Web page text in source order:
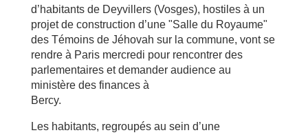
d’habitants de Deyvillers (Vosges), hostiles à un
projet de construction d’une "Salle du Royaume"
des Témoins de Jéhovah sur la commune, vont se
rendre à Paris mercredi pour rencontrer des
parlementaires et demander audience au
ministère des finances à
Bercy.
Les habitants, regroupés au sein d’une